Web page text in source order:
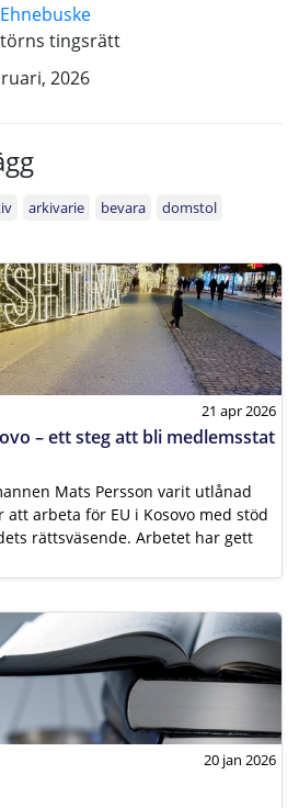
tingsrätt
2026
arkivarie bevara
domstol
21 apr 2026
– ett steg att bli medlemsstat
Mats Persson varit utlånad
arbeta för EU i Kosovo med stöd
rättsväsende. Arbetet har gett
20 jan 2026